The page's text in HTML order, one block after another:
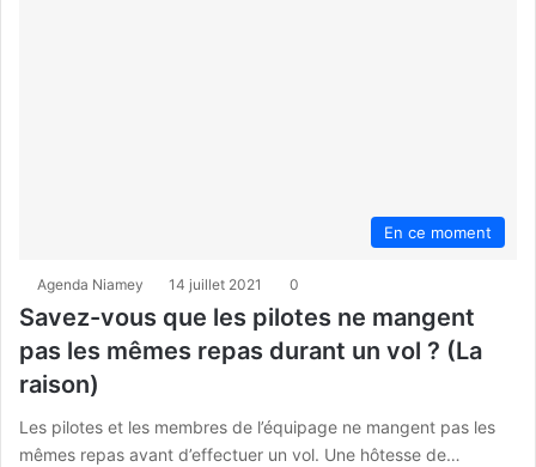
En ce moment
Agenda Niamey 14 juillet 2021 0
Savez-vous que les pilotes ne mangent
pas les mêmes repas durant un vol ? (La
raison)
Les pilotes et les membres de l’équipage ne mangent pas les
mêmes repas avant d’effectuer un vol. Une hôtesse de…